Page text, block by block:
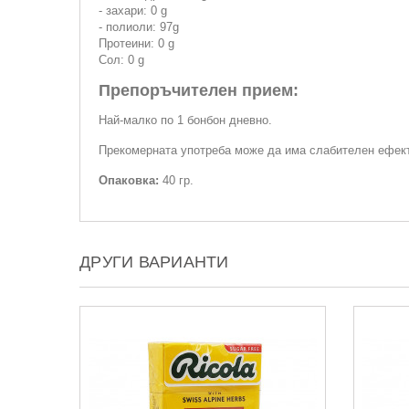
- захари: 0 g
- полиоли: 97g
Протеини: 0 g
Сол: 0 g
Препоръчителен прием:
Най-малко по 1 бонбон дневно.
Прекомерната употреба може да има слабителен
Опаковка: 40 гр.
ДРУГИ ВАРИАНТИ